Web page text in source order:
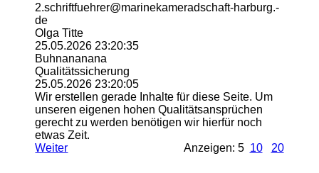
2.­schriftfuehrer@­marinekameradschaft-­harburg.­
de
Olga Titte
25.05.2026 23:20:35
Buhnananana
Qualitätssicherung
25.05.2026 23:20:05
Wir erstellen gerade Inhalte für diese Seite. Um
unseren eigenen hohen Qualitätsansprüchen
gerecht zu werden benötigen wir hierfür noch
etwas Zeit.
Weiter
Anzeigen: 5 10 20